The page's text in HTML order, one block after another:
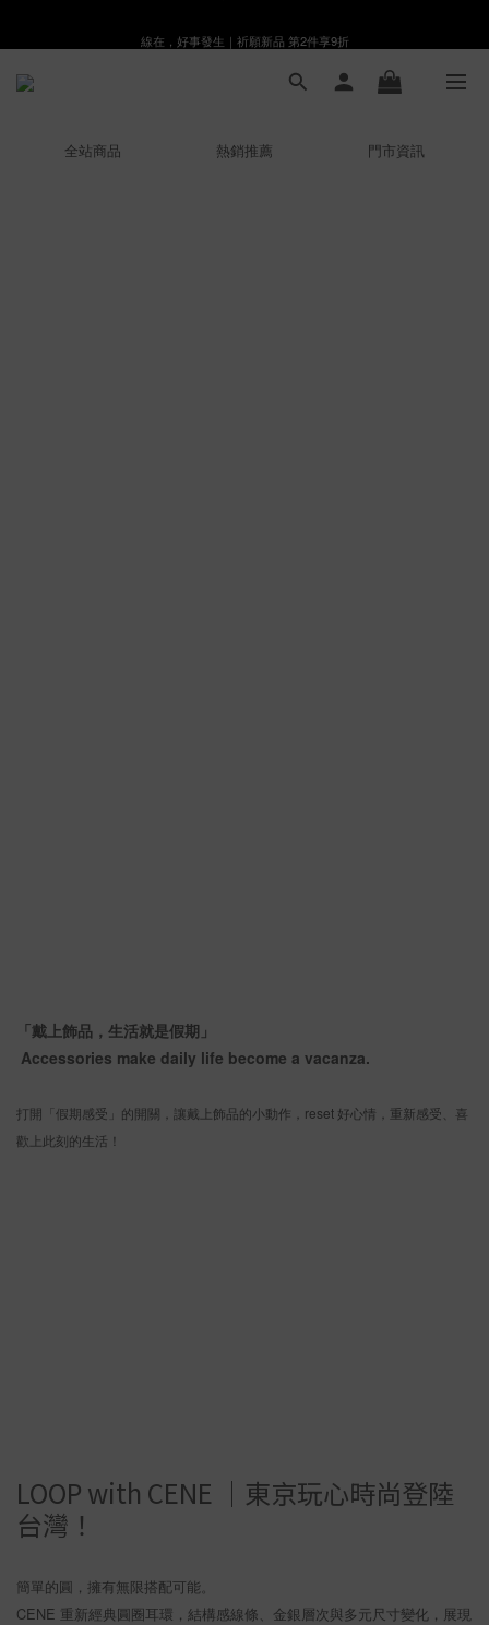
🌸新會員限定🌸註冊送$100購物金
全站商品 熱銷推薦 門市資訊
「戴上飾品，生活就是假期」
Accessories make daily life become a vacanza.
打開「假期感受」的開關，讓戴上飾品的小動作，reset 好心情，重新感受、喜
歡上此刻的生活！
LOOP with CENE ｜東京玩心時尚登陸
台灣！
簡單的圓，擁有無限搭配可能。
CENE 重新經典圓圈耳環，結構感線條、金銀層次與多元尺寸變化，展現